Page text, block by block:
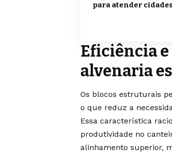
para atender
Eficiência
alvenaria
Os blocos estruturais
o que reduz a
Essa característica
produtividade no
alinhamento superior,